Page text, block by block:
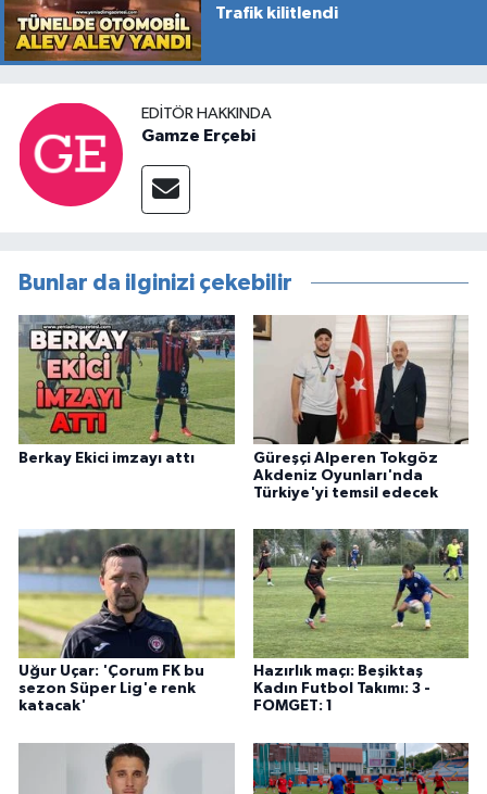
Trafik kilitlendi
EDITÖR HAKKINDA
Gamze Erçebi
Bunlar da ilginizi çekebilir
Berkay Ekici imzayı attı
Güreşçi Alperen Tokgöz
Akdeniz Oyunları'nda
Türkiye'yi temsil edecek
Uğur Uçar: 'Çorum FK bu
sezon Süper Lig'e renk
katacak'
Hazırlık maçı: Beşiktaş
Kadın Futbol Takımı: 3 -
FOMGET: 1